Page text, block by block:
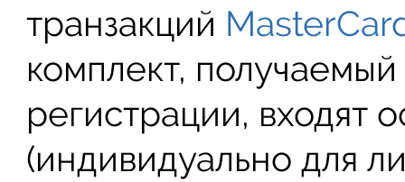
транзакций
комплект,
регистрации, входят
(индивидуально для